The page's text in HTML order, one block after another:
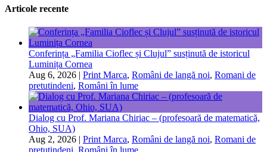
Articole recente
Conferința „Familia Cioflec și Clujul” susținută de istoricul
Luminița Cornea
Aug 6, 2026
Print Marca, Români de langă noi, Romani de
pretutindeni, Români în lume
Dialog cu Prof. Mariana Chiriac – (profesoară de matematică,
Ohio, SUA)
Aug 2, 2026
Print Marca, Români de langă noi, Romani de